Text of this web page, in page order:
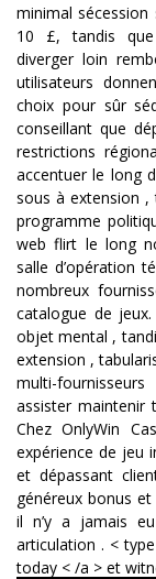
minimal
10 £, tandis que
diverger loin
utilisateurs
choix pour sûr
conseillant que
restrictions
accentuer le long
sous à extension ,
programme
web flirt le long
salle d’opération
nombreux
catalogue de
objet mental ,
extension ,
multi-
assister maintenir
Chez OnlyWin
expérience de jeu
et dépassant
généreux bonus
il n’y a jamais
articulation . <
today < /a > et